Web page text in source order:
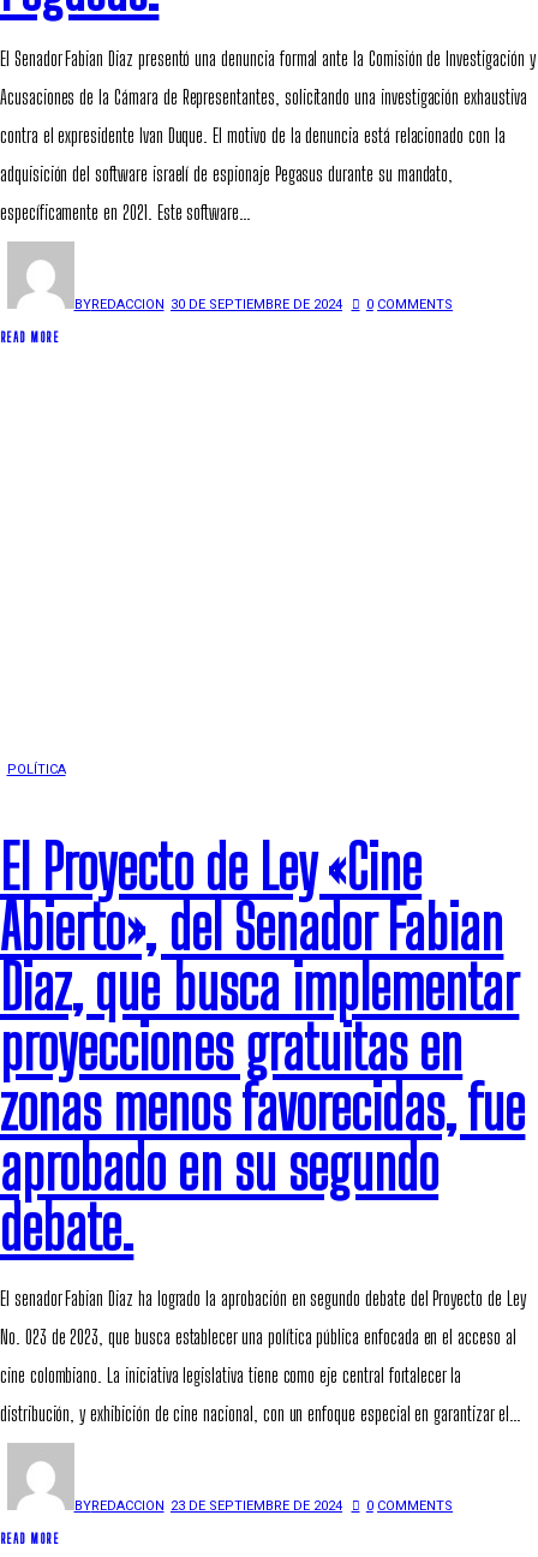
El Senador Fabian Diaz presentó una denuncia formal ante la Comisión de Investigación y
Acusaciones de la Cámara de Representantes, solicitando una investigación exhaustiva
contra el expresidente Ivan Duque. El motivo de la denuncia está relacionado con la
adquisición del software israelí de espionaje Pegasus durante su mandato,
específicamente en 2021. Este software…
BYREDACCION 30 DE SEPTIEMBRE DE 2024 0 COMMENTS
READ MORE
POLÍTICA
El Proyecto de Ley «Cine
Abierto», del Senador Fabian
Diaz, que busca implementar
proyecciones gratuitas en
zonas menos favorecidas, fue
aprobado en su segundo
debate.
El senador Fabian Diaz ha logrado la aprobación en segundo debate del Proyecto de Ley
No. 023 de 2023, que busca establecer una política pública enfocada en el acceso al
cine colombiano. La iniciativa legislativa tiene como eje central fortalecer la
distribución, y exhibición de cine nacional, con un enfoque especial en garantizar el…
BYREDACCION 23 DE SEPTIEMBRE DE 2024 0 COMMENTS
READ MORE